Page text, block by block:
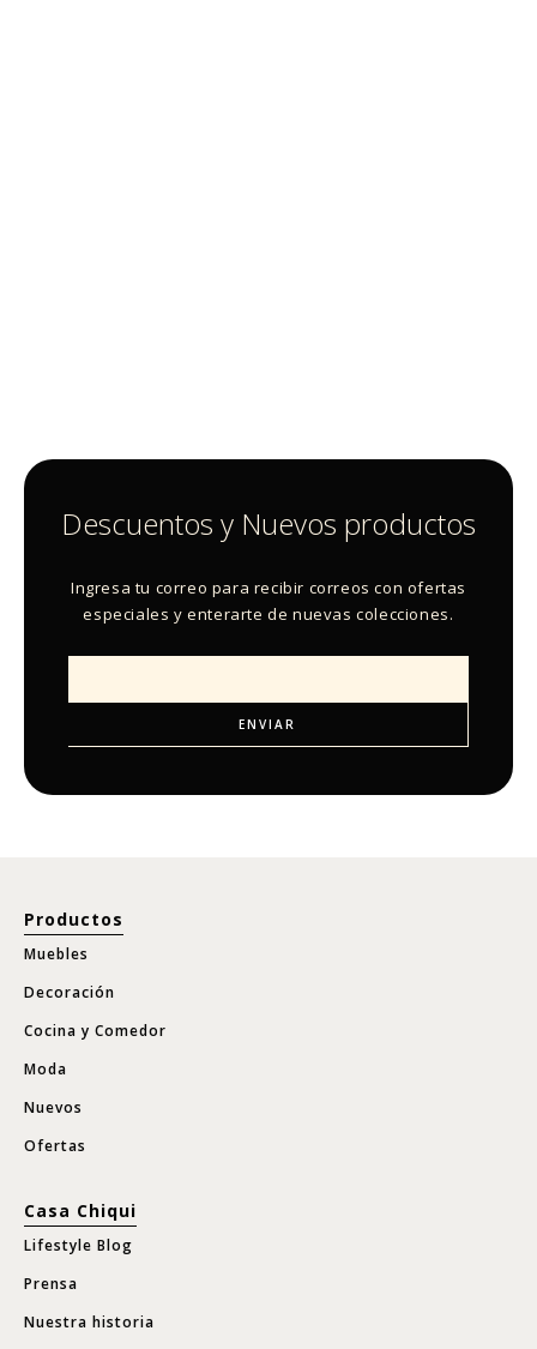
Descuentos y Nuevos productos
Ingresa tu correo para recibir correos con ofertas
especiales y enterarte de nuevas colecciones.
Productos
Muebles
Decoración
Cocina y Comedor
Moda
Nuevos
Ofertas
Casa Chiqui
Lifestyle Blog
Prensa
Nuestra historia